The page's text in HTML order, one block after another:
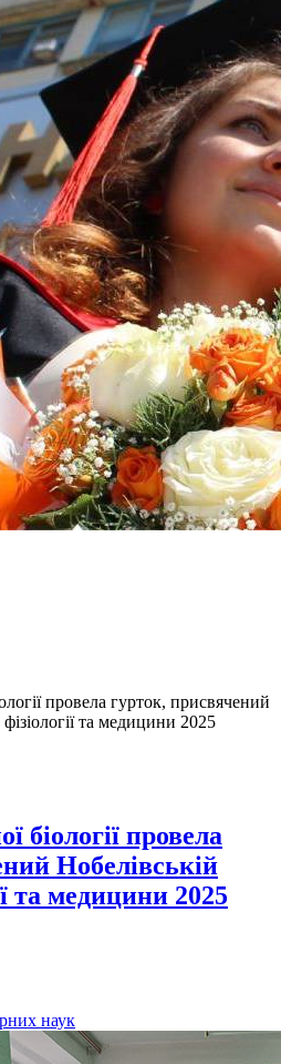
провела гурток, присвячений
та медицини 2025
біології провела
Нобелівській
та медицини 2025
наук